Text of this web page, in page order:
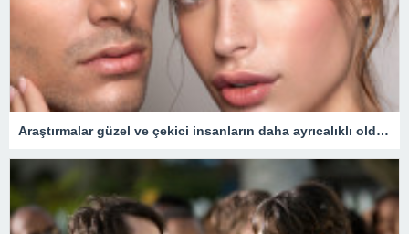
Araştırmalar güzel ve çekici insanların daha ayrıcalıklı olduğunu gösteriyor